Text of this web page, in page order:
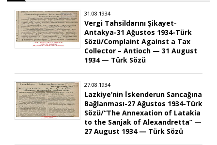
31.08.1934
Vergi Tahsildarını Şikayet-
Antakya-31 Ağustos 1934-Türk
Sözü/Complaint Against a Tax
Collector – Antioch — 31 August
1934 — Türk Sözü
27.08.1934
Lazkiye’nin İskenderun Sancağına
Bağlanması-27 Ağustos 1934-Türk
Sözü/“The Annexation of Latakia
to the Sanjak of Alexandretta” —
27 August 1934 — Türk Sözü